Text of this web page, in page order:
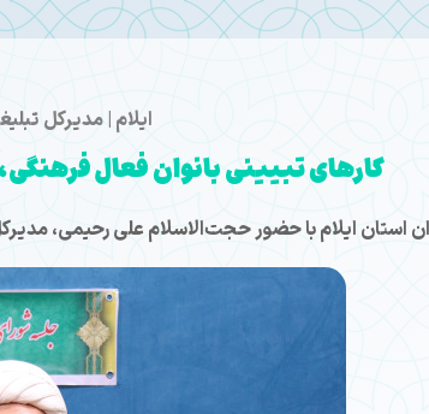
ایلام | مدیرکل
کارهای تبیینی بانوان فعال
استان ایلام با حضور حجت‌الاسلام علی رحیمی،